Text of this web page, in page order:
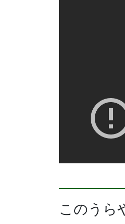
このうら